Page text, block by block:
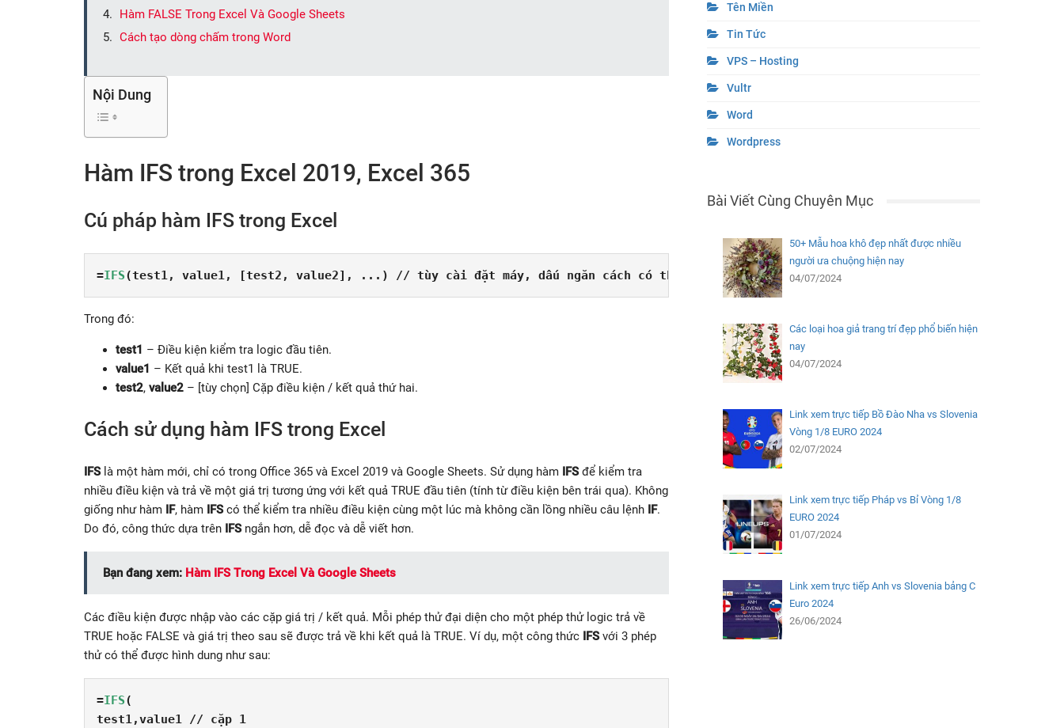
Hàm FALSE Trong Excel Và Google Sheets
Cách tạo dòng chấm trong Word
Nội Dung
Hàm IFS trong Excel 2019, Excel 365
Cú pháp hàm IFS trong Excel
=IFS(test1, value1, [test2, value2], ...) // tùy cài đặt máy, dấu ngăn cách có thể là phẩy (,) hay chấm phẩy (;)
Trong đó:
test1 – Điều kiện kiểm tra logic đầu tiên.
value1 – Kết quả khi test1 là TRUE.
test2, value2 – [tùy chọn] Cặp điều kiện / kết quả thứ hai.
Cách sử dụng hàm IFS trong Excel
IFS là một hàm mới, chỉ có trong Office 365 và Excel 2019 và Google Sheets. Sử dụng hàm IFS để kiểm tra
nhiều điều kiện và trả về một giá trị tương ứng với kết quả TRUE đầu tiên (tính từ điều kiện bên trái qua). Không
giống như hàm
IF, hàm IFS có thể kiểm tra nhiều điều kiện cùng một lúc mà không cần lồng nhiều câu lệnh IF.
Do đó, công thức dựa trên
IFS ngắn hơn, dễ đọc và dễ viết hơn.
Bạn đang xem: Hàm IFS Trong Excel Và Google Sheets
Các điều kiện được nhập vào các cặp giá trị / kết quả. Mỗi phép thử đại diện cho một phép thử logic trả về
TRUE hoặc FALSE và giá trị theo sau sẽ được trả về khi kết quả là TRUE. Ví dụ, một công thức
IFS với 3 phép
thử có thể được hình dung như sau:
=IFS(
test1,value1 // cặp 1
Tên Miền
Tin Tức
VPS – Hosting
Vultr
Word
Wordpress
Bài Viết Cùng Chuyên Mục
50+ Mẫu hoa khô đẹp nhất được nhiều
người ưa chuộng hiện nay
04/07/2024
Các loại hoa giả trang trí đẹp phổ biến hiện
nay
04/07/2024
Link xem trực tiếp Bồ Đào Nha vs Slovenia
Vòng 1/8 EURO 2024
02/07/2024
Link xem trực tiếp Pháp vs Bỉ Vòng 1/8
EURO 2024
01/07/2024
Link xem trực tiếp Anh vs Slovenia bảng C
Euro 2024
26/06/2024